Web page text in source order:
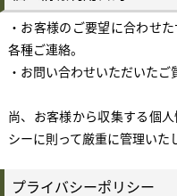
・お客様のご要望に合わせ
各種ご連絡。
・お問い合わせいただいたご
尚、お客様から収集する個
シーに則って厳重に管理いた
プライバシーポリシー